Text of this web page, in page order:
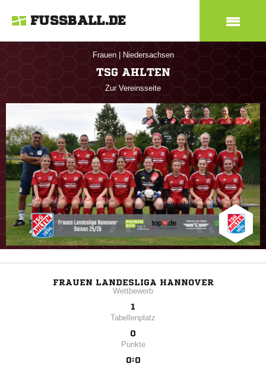
FUSSBALL.DE
Frauen Niedersachsen
TSG AHLTEN
Zur Vereinsseite
FRAUEN LANDESLIGA HANNOVER
Wettbewerb
1
Tabellenplatz
0
Punkte
0:0